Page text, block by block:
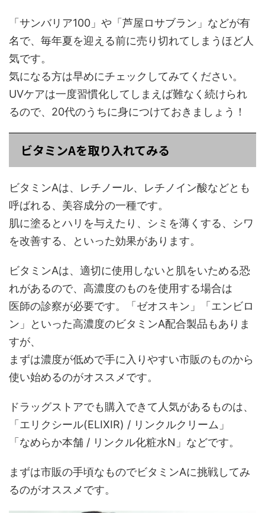
「サンバリア100」や「芦屋ロサブラン」などが有
名で、毎年夏を迎える前に売り切れてしまうほど人
気です。
気になる方は早めにチェックしてみてください。
UVケアは一度習慣化してしまえば難なく続けられ
るので、20代のうちに身につけておきましょう！
ビタミンAを取り入れてみる
ビタミンAは、レチノール、レチノイン酸などとも
呼ばれる、美容成分の一種です。
肌に塗るとハリを与えたり、シミを薄くする、シワ
を改善する、といった効果があります。
ビタミンAは、適切に使用しないと肌をいためる恐
れがあるので、高濃度のものを使用する場合は
医師の診察が必要です。「ゼオスキン」「エンビロ
ン」といった高濃度のビタミンA配合製品もありま
すが、
まずは濃度が低めで手に入りやすい市販のものから
使い始めるのがオススメです。
ドラッグストアでも購入できて人気があるものは、
「エリクシール(ELIXIR) / リンクルクリーム」
「なめらか本舗 / リンクル化粧水N」などです。
まずは市販の手頃なものでビタミンAに挑戦してみ
るのがオススメです。